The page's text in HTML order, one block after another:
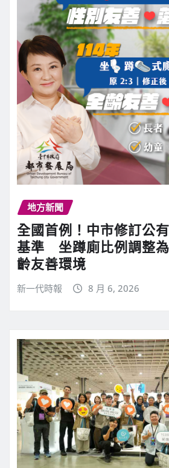
地方新聞
全國首例！中市修訂公
基準 坐蹲廁比例調整
齡友善環境
新一代時報 8 月 6, 2026